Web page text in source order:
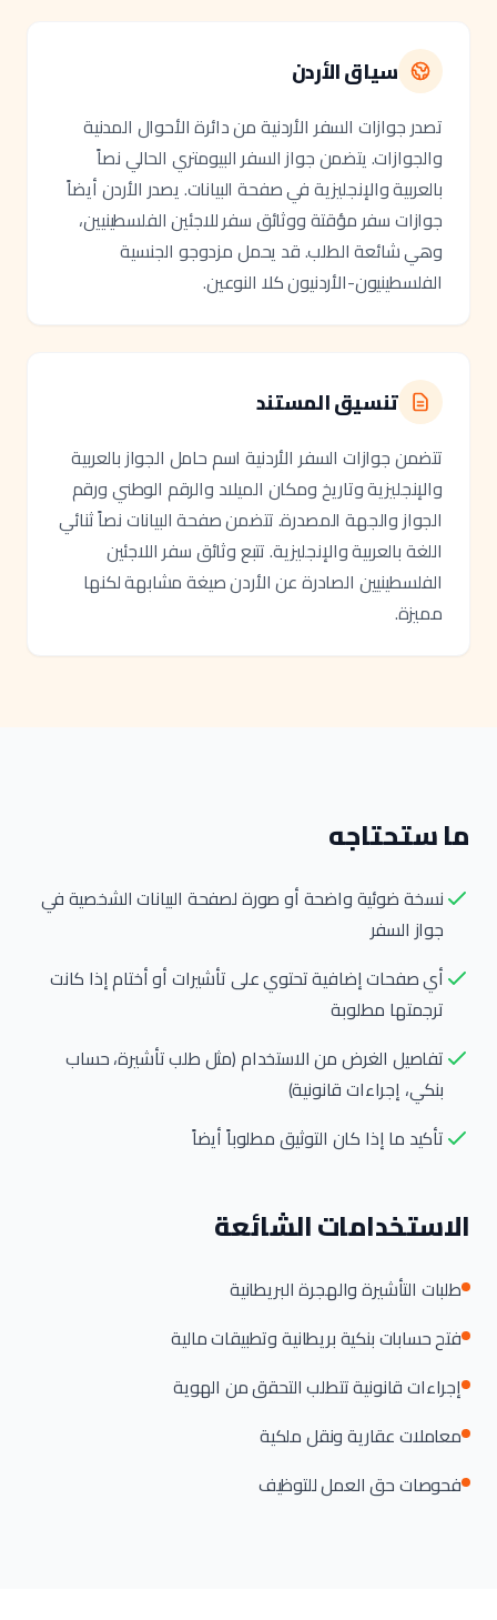
سياق الأردن
تصدر جوازات السفر الأردنية من دائرة الأحوال المدنية
والجوازات. يتضمن جواز السفر البيومتري الحالي نصاً
بالعربية والإنجليزية في صفحة البيانات. يصدر الأردن أيضاً
جوازات سفر مؤقتة ووثائق سفر للاجئين الفلسطينيين،
وهي شائعة الطلب. قد يحمل مزدوجو الجنسية
الفلسطينيون-الأردنيون كلا النوعين.
تنسيق المستند
تتضمن جوازات السفر الأردنية اسم حامل الجواز بالعربية
والإنجليزية وتاريخ ومكان الميلاد والرقم الوطني ورقم
الجواز والجهة المصدرة. تتضمن صفحة البيانات نصاً ثنائي
اللغة بالعربية والإنجليزية. تتبع وثائق سفر اللاجئين
الفلسطينيين الصادرة عن الأردن صيغة مشابهة لكنها
مميزة.
ما ستحتاجه
نسخة ضوئية واضحة أو صورة لصفحة البيانات الشخصية في
جواز السفر
أي صفحات إضافية تحتوي على تأشيرات أو أختام إذا كانت
ترجمتها مطلوبة
تفاصيل الغرض من الاستخدام (مثل طلب تأشيرة، حساب
بنكي، إجراءات قانونية)
تأكيد ما إذا كان التوثيق مطلوباً أيضاً
الاستخدامات الشائعة
طلبات التأشيرة والهجرة البريطانية
فتح حسابات بنكية بريطانية وتطبيقات مالية
إجراءات قانونية تتطلب التحقق من الهوية
معاملات عقارية ونقل ملكية
فحوصات حق العمل للتوظيف